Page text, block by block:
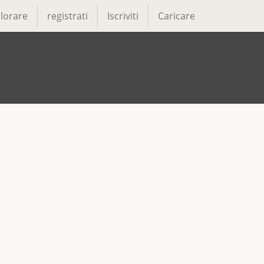
registrati Iscriviti Caricare